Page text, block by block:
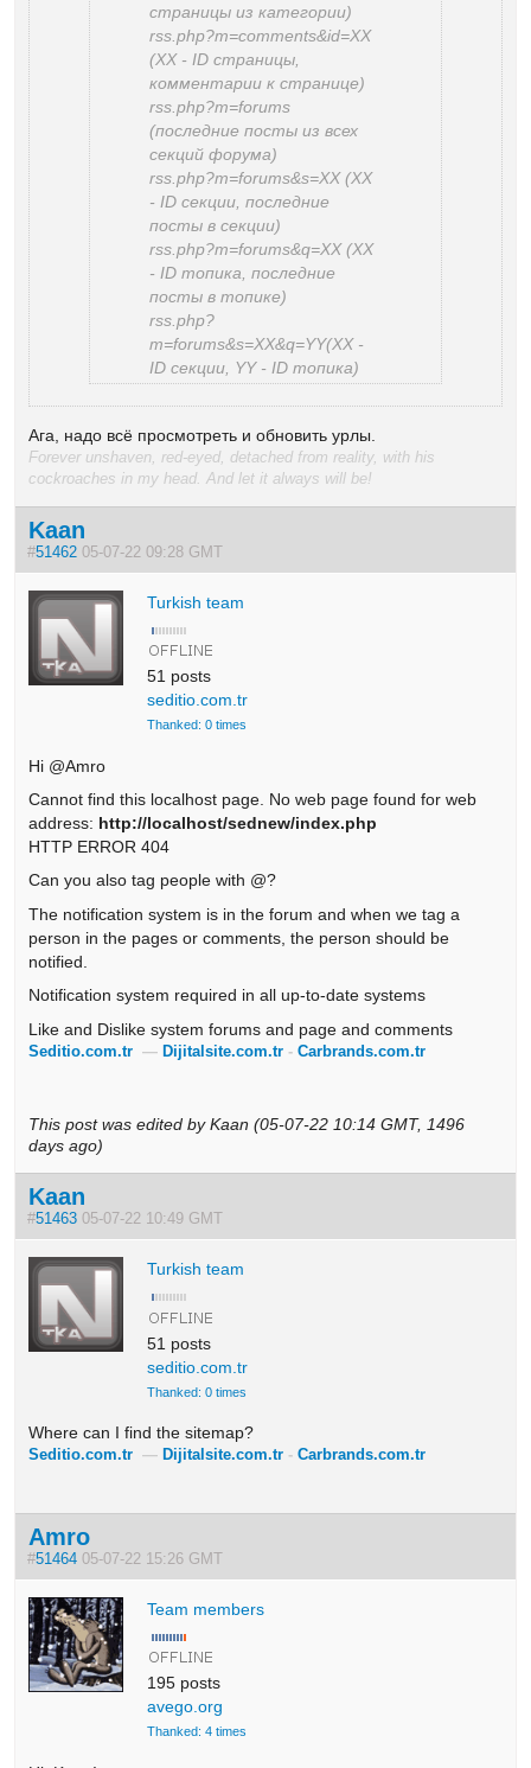
страницы из категории)
rss.php?m=comments&id=XX
(XX - ID страницы,
комментарии к странице)
rss.php?m=forums
(последние посты из всех
секций форума)
rss.php?m=forums&s=XX (XX
- ID секции, последние
посты в секции)
rss.php?m=forums&q=XX (XX
- ID топика, последние
посты в топике)
rss.php?
m=forums&s=XX&q=YY(XX -
ID секции, YY - ID топика)
Ага, надо всё просмотреть и обновить урлы.
Forever unshaven, red-eyed, detached from reality, with his
cockroaches in my head. And let it always will be!
Kaan
#51462 05-07-22 09:28 GMT
Turkish team
51 posts
seditio.com.tr
Thanked: 0 times
Hi @Amro
Cannot find this localhost page. No web page found for web
address: http://localhost/sednew/index.php
HTTP ERROR 404
Can you also tag people with @?
The notification system is in the forum and when we tag a
person in the pages or comments, the person should be
notified.
Notification system required in all up-to-date systems
Like and Dislike system forums and page and comments
Seditio.com.tr — Dijitalsite.com.tr -Carbrands.com.tr
This post was edited by Kaan (05-07-22 10:14 GMT, 1496
days ago)
Kaan
#51463 05-07-22 10:49 GMT
Turkish team
51 posts
seditio.com.tr
Thanked: 0 times
Where can I find the sitemap?
Seditio.com.tr — Dijitalsite.com.tr -Carbrands.com.tr
Amro
#51464 05-07-22 15:26 GMT
Team members
195 posts
avego.org
Thanked: 4 times